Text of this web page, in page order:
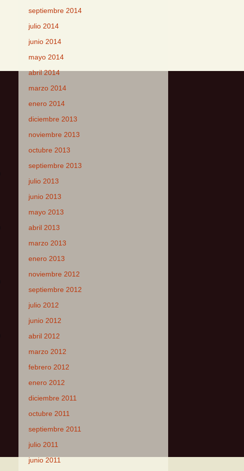
septiembre 2014
julio 2014
junio 2014
mayo 2014
abril 2014
marzo 2014
enero 2014
diciembre 2013
noviembre 2013
octubre 2013
septiembre 2013
julio 2013
junio 2013
mayo 2013
abril 2013
marzo 2013
enero 2013
noviembre 2012
septiembre 2012
julio 2012
junio 2012
abril 2012
marzo 2012
febrero 2012
enero 2012
diciembre 2011
octubre 2011
septiembre 2011
julio 2011
junio 2011